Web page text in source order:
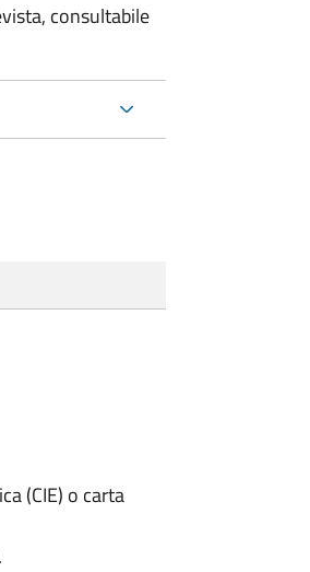
consultabile
(CIE) o carta